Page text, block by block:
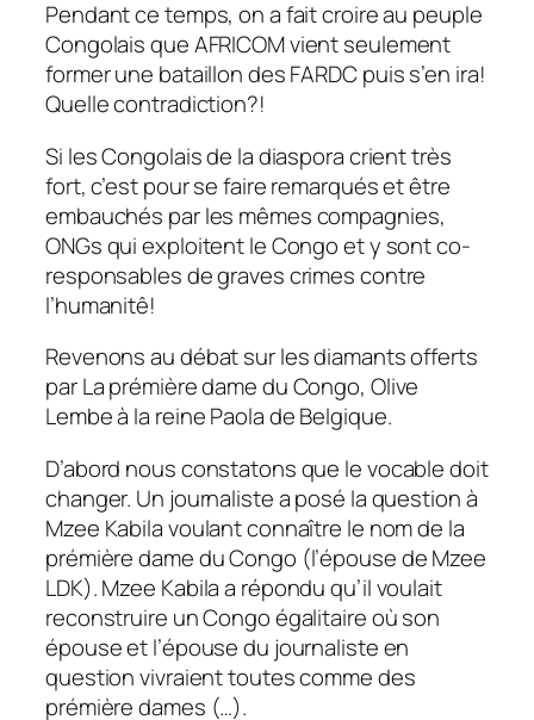
Pendant ce temps, on a fait croire au peuple
Congolais que AFRICOM vient seulement
former une bataillon des FARDC puis s’en ira!
Quelle contradiction?!
Si les Congolais de la diaspora crient très
fort, c’est pour se faire remarqués et être
embauchés par les mêmes compagnies,
ONGs qui exploitent le Congo et y sont co-
responsables de graves crimes contre
l’humanitê!
Revenons au débat sur les diamants offerts
par La prémière dame du Congo, Olive
Lembe à la reine Paola de Belgique.
D’abord nous constatons que le vocable doit
changer. Un journaliste a posé la question à
Mzee Kabila voulant connaître le nom de la
prémière dame du Congo (l’épouse de Mzee
LDK). Mzee Kabila a répondu qu’il voulait
reconstruire un Congo égalitaire où son
épouse et l’épouse du journaliste en
question vivraient toutes comme des
prémière dames (…).